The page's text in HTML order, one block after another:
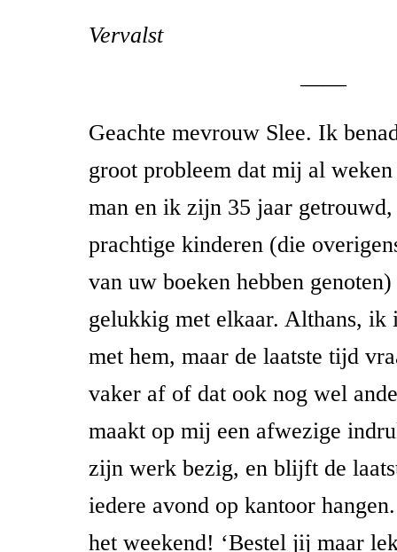
Vervalst
——
Geachte mevrouw Slee. Ik
groot probleem dat mij al
man en ik zijn 35 jaar
prachtige kinderen (die
van uw boeken hebben
gelukkig met elkaar. Althans, ik
met hem, maar de laatste tijd
vaker af of dat ook nog wel
maakt op mij een afwezige
zijn werk bezig, en blijft de
iedere avond op kantoor
het weekend! ‘Bestel jij maar